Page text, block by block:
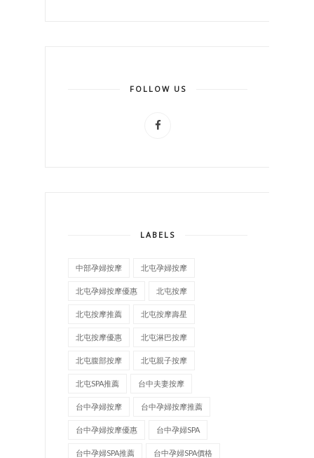
FOLLOW US
LABELS
中部孕婦按摩 北屯孕婦按摩
北屯孕婦按摩優惠 北屯按摩
北屯按摩推薦 北屯按摩壽星
北屯按摩優惠 北屯淋巴按摩
北屯腹部按摩 北屯親子按摩
北屯SPA推薦 台中夫妻按摩
台中孕婦按摩 台中孕婦按摩推薦
台中孕婦按摩優惠 台中孕婦SPA
台中孕婦SPA推薦 台中孕婦SPA價格